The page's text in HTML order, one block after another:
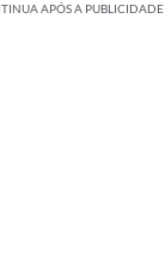
APÓS A PUBLICIDADE